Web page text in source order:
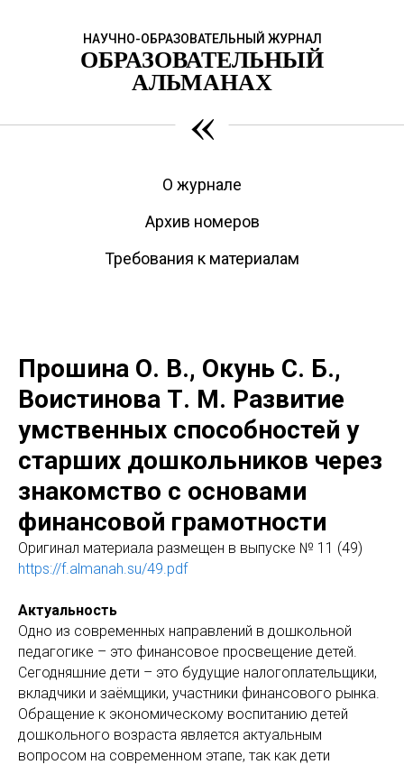
НАУЧНО-ОБРАЗОВАТЕЛЬНЫЙ ЖУРНАЛ
ОБРАЗОВАТЕЛЬНЫЙ
АЛЬМАНАХ
«
О журнале
Архив номеров
Требования к материалам
Прошина О. В., Окунь С. Б.,
Воистинова Т. М. Развитие
умственных способностей у
старших дошкольников через
знакомство с основами
финансовой грамотности
Оригинал материала размещен в выпуске № 11 (49)
https://f.almanah.su/49.pdf
Актуальность
Одно из современных направлений в дошкольной
педагогике – это финансовое просвещение детей.
Сегодняшние дети – это будущие налогоплательщики,
вкладчики и заёмщики, участники финансового рынка.
Обращение к экономическому воспитанию детей
дошкольного возраста является актуальным
вопросом на современном этапе, так как дети